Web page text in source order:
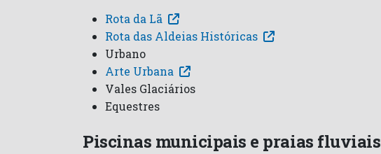
Rota da Lã
Rota das Aldeias Históricas
Urbano
Arte Urbana
Vales Glaciários
Equestres
Piscinas municipais e praias fluviais